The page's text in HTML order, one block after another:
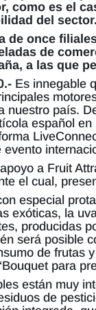
como es el
del sector.
de once
de
a las que
Es innegable
nuestro país.
español
a Fruit
el cual,
especial
exóticas, la
producidas
será posible
de frutas
para
están muy
de